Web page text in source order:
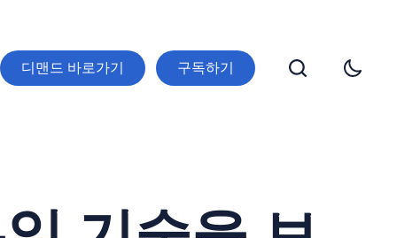
디맨드 바로가기 구독하기